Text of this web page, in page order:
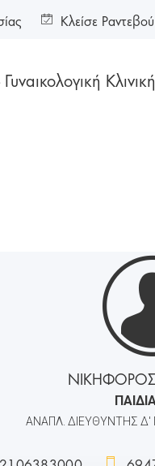
Κλινική
Κλείσε Ραντεβού
ΑΝΑΠΛ. ΔΙΕΥΘΥΝΤΗΣ Δ'